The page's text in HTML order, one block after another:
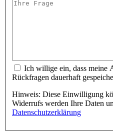
Ich willige ein, dass meine
Rückfragen dauerhaft
Hinweis: Diese Einwilligung
Widerrufs werden Ihre Daten
Datenschutzerklärung